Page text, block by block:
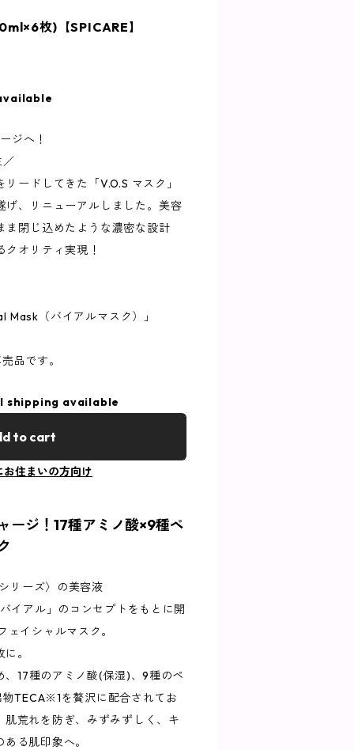
枚)【SPICARE】
ジへ！
／
ードしてきた「V.O.S マスク」
げ、リニューアルしました。美容
ま閉じ込めたような濃密な設計
オリティ実現！
（バイアルマスク）」
品です。
shipping available
to cart
お住まいの方向け
ージ！17種アミノ酸×9種ペ
リーズ〉の美容液
イアル」のコンセプトをもとに開
イシャルマスク。
。
17種のアミノ酸(保湿)、9種のペ
TECA※1を贅沢に配合されてお
荒れを防ぎ、みずみずしく、キ
る肌印象へ。